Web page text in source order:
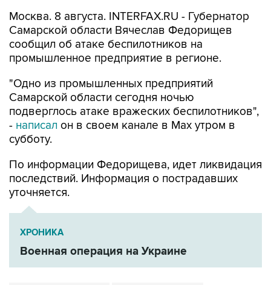
Москва. 8 августа. INTERFAX.RU - Губернатор
Самарской области Вячеслав Федорищев
сообщил об атаке беспилотников на
промышленное предприятие в регионе.
"Одно из промышленных предприятий
Самарской области сегодня ночью
подверглось атаке вражеских беспилотников",
- написал он в своем канале в Max утром в
субботу.
По информации Федорищева, идет ликвидация
последствий. Информация о пострадавших
уточняется.
ХРОНИКА
Военная операция на Украине